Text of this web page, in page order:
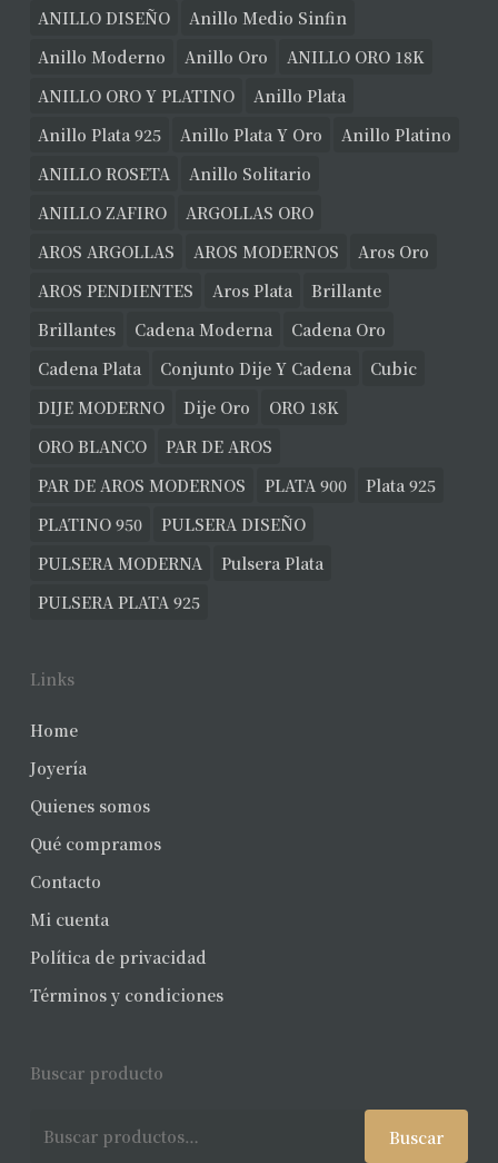
ANILLO DISEÑO
Anillo Medio Sinfin
Anillo Moderno
Anillo Oro
ANILLO ORO 18K
ANILLO ORO Y PLATINO
Anillo Plata
Anillo Plata 925
Anillo Plata Y Oro
Anillo Platino
ANILLO ROSETA
Anillo Solitario
ANILLO ZAFIRO
ARGOLLAS ORO
AROS ARGOLLAS
AROS MODERNOS
Aros Oro
AROS PENDIENTES
Aros Plata
Brillante
Brillantes
Cadena Moderna
Cadena Oro
Cadena Plata
Conjunto Dije Y Cadena
Cubic
DIJE MODERNO
Dije Oro
ORO 18K
ORO BLANCO
PAR DE AROS
PAR DE AROS MODERNOS
PLATA 900
Plata 925
PLATINO 950
PULSERA DISEÑO
PULSERA MODERNA
Pulsera Plata
PULSERA PLATA 925
Links
Home
Joyería
Quienes somos
Qué compramos
Contacto
Mi cuenta
Política de privacidad
Términos y condiciones
Buscar producto
Buscar